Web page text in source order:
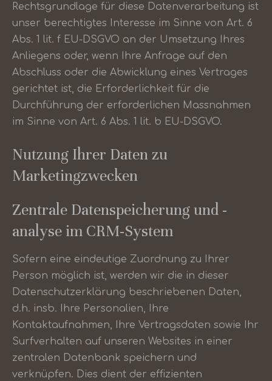
Rechtsgrundlage für diese Datenverarbeitung ist
unser berechtigtes Interesse im Sinne von Art. 6
Abs. 1 lit. f EU-DSGVO an der Umsetzung Ihres
Anliegens oder, wenn Ihre Anfrage auf den
Abschluss oder die Abwicklung eines Vertrages
gerichtet ist, die Erforderlichkeit für die
Durchführung der erforderlichen Massnahmen
im Sinne von Art. 6 Abs. 1 lit. b EU-DSGVO.
Nutzung Ihrer Daten zu
Marketingzwecken
Zentrale Datenspeicherung und -
analyse im CRM-System
Sofern eine eindeutige Zuordnung zu Ihrer
Person möglich ist, werden wir die in dieser
Datenschutzerklärung beschriebenen Daten,
d.h. insb. Ihre Personalien, Ihre
Kontaktaufnahmen, Ihre Vertragsdaten sowie Ihr
Surfverhalten auf unseren Websites in einer
zentralen Datenbank speichern und
verknüpfen. Dies dient der effizienten